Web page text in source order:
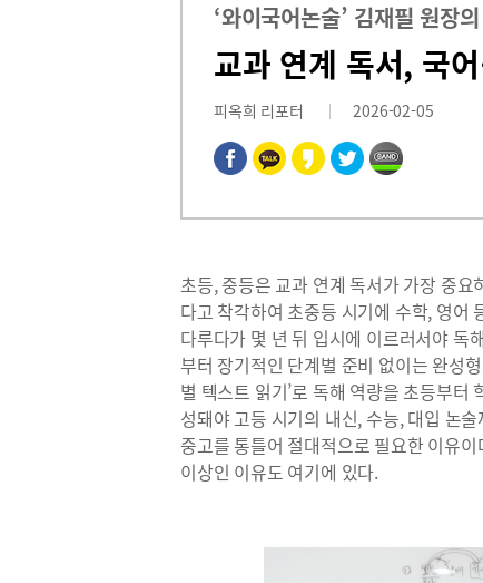
‘와이국어논술’ 김재필 원장
교과 연계 독서, 국
피옥희 리포터 2026-02-05
초등, 중등은 교과 연계 독서가 가장 중
다고 착각하여 초중등 시기에 수학, 영어
다루다가 몇 년 뒤 입시에 이르러서야 독
부터 장기적인 단계별 준비 없이는 완성
별 텍스트 읽기’로 독해 역량을 초등부터
성돼야 고등 시기의 내신, 수능, 대입 논
중고를 통틀어 절대적으로 필요한 이유
이상인 이유도 여기에 있다.